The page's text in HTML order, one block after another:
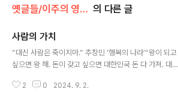
옛글들/이주의 영화 대사 의 다른 글
사람의 가치
“대신 사람은 죽이지마.” 추창민 ‘행복의 나라’“왕이 되고
싶으면 왕 해. 돈이 갖고 싶으면 대한민국 돈 다 가져. 대신
변호사 정인후(조정석)는 합수단장 전상두(유재명)에게 독
2 0 2024. 9. 2.